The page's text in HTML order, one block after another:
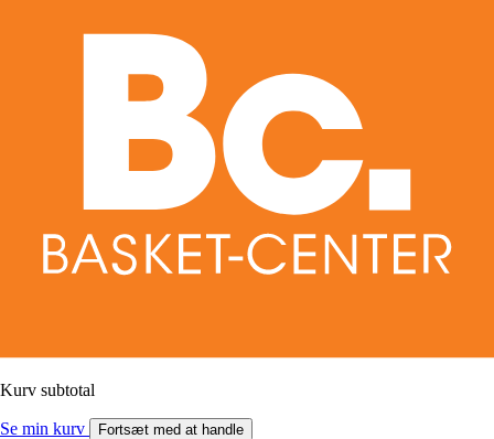
Kurv subtotal
Se min kurv Fortsæt med at handle